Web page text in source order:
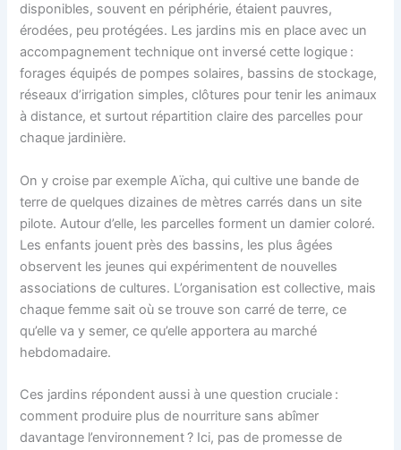
disponibles, souvent en périphérie, étaient pauvres,
érodées, peu protégées. Les jardins mis en place avec un
accompagnement technique ont inversé cette logique :
forages équipés de pompes solaires, bassins de stockage,
réseaux d’irrigation simples, clôtures pour tenir les animaux
à distance, et surtout répartition claire des parcelles pour
chaque jardinière.
On y croise par exemple Aïcha, qui cultive une bande de
terre de quelques dizaines de mètres carrés dans un site
pilote. Autour d’elle, les parcelles forment un damier coloré.
Les enfants jouent près des bassins, les plus âgées
observent les jeunes qui expérimentent de nouvelles
associations de cultures. L’organisation est collective, mais
chaque femme sait où se trouve son carré de terre, ce
qu’elle va y semer, ce qu’elle apportera au marché
hebdomadaire.
Ces jardins répondent aussi à une question cruciale :
comment produire plus de nourriture sans abîmer
davantage l’environnement ? Ici, pas de promesse de